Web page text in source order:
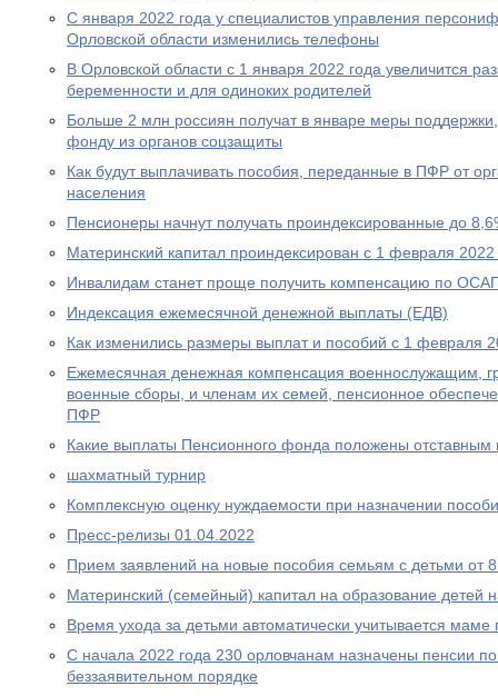
С января 2022 года у специалистов управления
Орловской области изменились телефоны
В Орловской области с 1 января 2022 года увеличится
беременности и для одиноких родителей
Больше 2 млн россиян получат в январе меры
фонду из органов соцзащиты
Как будут выплачивать пособия, переданные в ПФР от
населения
Пенсионеры начнут получать проиндексированные до
Материнский капитал проиндексирован с 1 февраля 2022
Инвалидам станет проще получить компенсацию по
Индексация ежемесячной денежной выплаты (ЕДВ)
Как изменились размеры выплат и пособий с 1 февраля
Ежемесячная денежная компенсация военнослужащим,
военные сборы, и членам их семей, пенсионное
ПФР
Какие выплаты Пенсионного фонда положены
шахматный турнир
Комплексную оценку нуждаемости при назначении
Пресс-релизы 01.04.2022
Прием заявлений на новые пособия семьям с детьми от
Материнский (семейный) капитал на образование детей
Время ухода за детьми автоматически учитывается
С начала 2022 года 230 орловчанам назначены пенсии
беззаявительном порядке